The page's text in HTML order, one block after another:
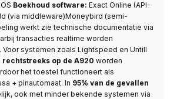
Boekhoud software:Exact Online (API-
(via middleware)Moneybird (semi-
werkt zie technische documentatie via
transacties realtime worden
systemen zoals Lightspeed en Untill
rechtstreeks op de A920 worden
het toestel functioneert als
+ pinautomaat. In 95% van de gevallen
ook met minder bekende systemen via